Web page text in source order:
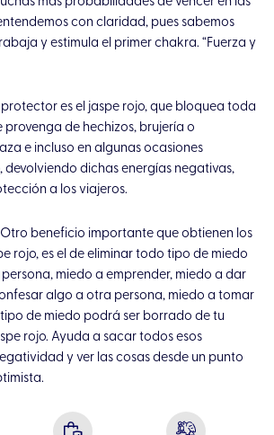
con claridad, pues sabemos
y estimula el primer chakra. “Fuerza y
es el jaspe rojo, que bloquea toda
provenga de hechizos, brujería o
e incluso en algunas ocasiones
devolviendo dichas energías negativas,
a los viajeros.
Otro beneficio importante que obtienen los
rojo, es el de eliminar todo tipo de miedo
miedo a emprender, miedo a dar
algo a otra persona, miedo a tomar
de miedo podrá ser borrado de tu
rojo. Ayuda a sacar todos esos
y ver las cosas desde un punto